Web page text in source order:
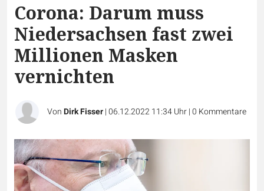
Corona: Darum muss
Niedersachsen fast zwei
Millionen Masken
vernichten
VonDirk Fisser|06.12.2022 11:34 Uhr|0 Kommentare